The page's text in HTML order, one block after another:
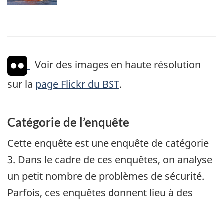
Voir des images en haute résolution
sur la page Flickr du BST.
Catégorie de l’enquête
Cette enquête est une enquête de catégorie
3. Dans le cadre de ces enquêtes, on analyse
un petit nombre de problèmes de sécurité.
Parfois, ces enquêtes donnent lieu à des